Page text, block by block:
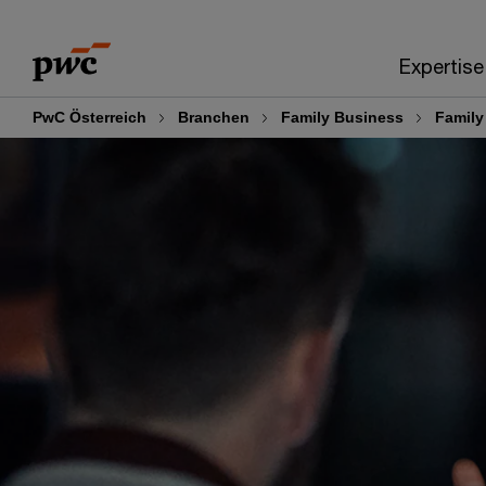
content
footer
Expertise
PwC Österreich Branchen Family Business